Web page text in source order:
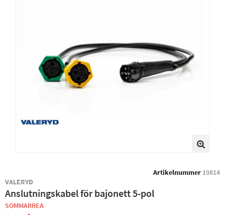
Artikelnummer 19814
VALERYD
Anslutningskabel för bajonett 5-pol
SOMMARREA